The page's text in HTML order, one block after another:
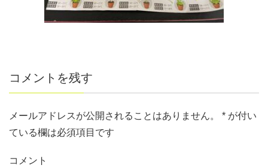
コメントを残す
メールアドレスが公開されることはありません。 * が付い
ている欄は必須項目です
コメント